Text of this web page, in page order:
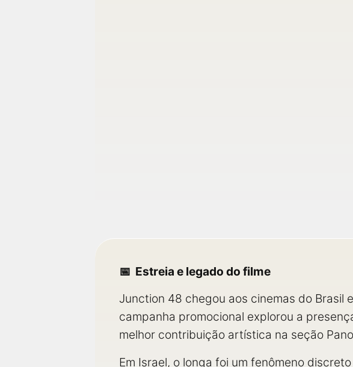
Estreia e legado do filme
Junction 48 chegou aos cinemas do Brasil
campanha promocional explorou a
melhor contribuição artística na seção
Em Israel, o longa foi um fenômeno